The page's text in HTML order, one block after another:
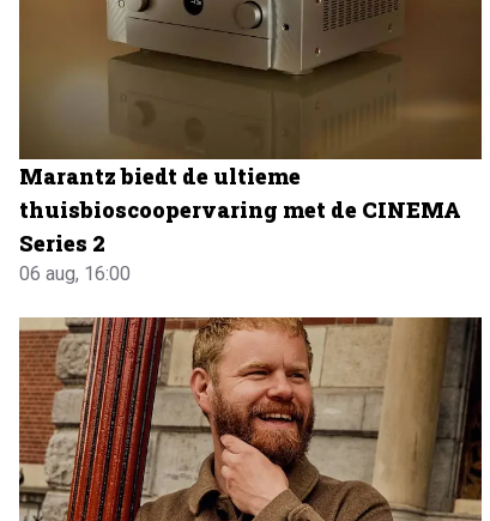
Marantz biedt de ultieme
thuisbioscoopervaring met de CINEMA
Series 2
06 aug, 16:00